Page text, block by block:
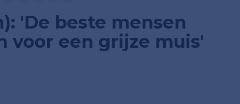
'De beste mensen
voor een grijze muis'